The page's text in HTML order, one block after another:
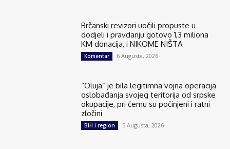
Brčanski revizori uočili propuste u
dodjeli i pravdanju gotovo 1,3 miliona
KM donacija, i NIKOME NIŠTA
Komentar 6 Augusta, 2026
“Oluja” je bila legitimna vojna operacija
oslobađanja svojeg teritorija od srpske
okupacije, pri čemu su počinjeni i ratni
zločini
BiH i region 5 Augusta, 2026